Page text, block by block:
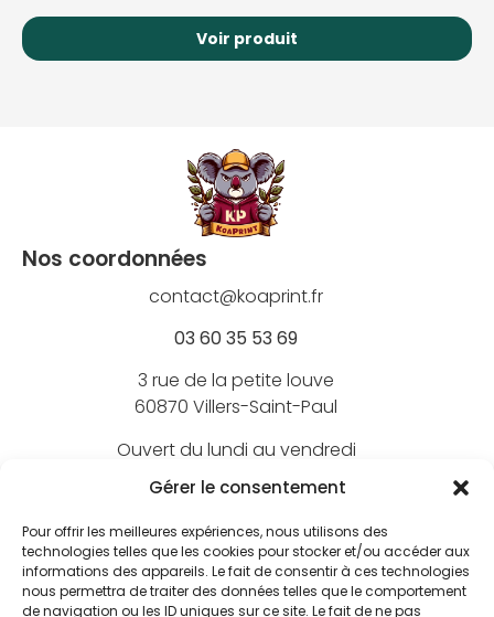
Gérer le consentement
Pour offrir les meilleures expériences, nous utilisons des
technologies telles que les cookies pour stocker et/ou accéder aux
informations des appareils. Le fait de consentir à ces technologies
nous permettra de traiter des données telles que le comportement
de navigation ou les ID uniques sur ce site. Le fait de ne pas
Voir produit
Nos coordonnées
contact@koaprint.fr
03 60 35 53 69
3 rue de la petite louve
60870 Villers-Saint-Paul
Ouvert du lundi au vendredi
de 9h à 18h
Nos marques